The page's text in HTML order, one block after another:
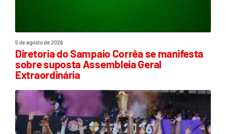
5 de agosto de 2026
Diretoria do Sampaio Corrêa se manifesta
sobre suposta Assembleia Geral
Extraordinária